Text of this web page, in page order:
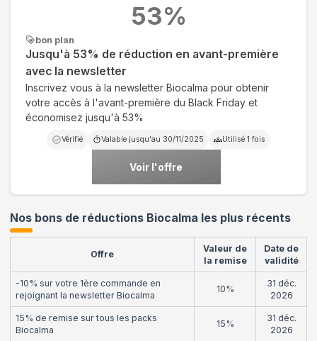
bon plan
Jusqu'à 53% de réduction en avant-première
avec la newsletter
Inscrivez vous à la newsletter Biocalma pour obtenir
votre accès à l'avant-première du Black Friday et
économisez jusqu'à 53%
Vérifié Valable jusqu'au 30/11/2025 Utilisé 1 fois
Voir l'offre
53%
Nos bons de réductions Biocalma les plus récents
Offre
Valeur de
la remise
Date de
validité
-10% sur votre 1ère commande en
rejoignant la newsletter Biocalma
10%
31 déc.
2026
15% de remise sur tous les packs
Biocalma
15%
31 déc.
2026